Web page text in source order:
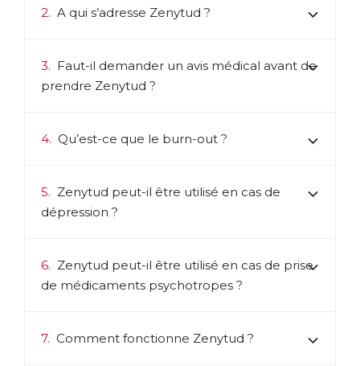
Télécharger la fiche produit
2. A qui s’adresse Zenytud ?
3. Faut-il demander un avis médical avant de
prendre Zenytud ?
4. Qu’est-ce que le burn-out ?
5. Zenytud peut-il être utilisé en cas de
dépression ?
6. Zenytud peut-il être utilisé en cas de prise
de médicaments psychotropes ?
7. Comment fonctionne Zenytud ?